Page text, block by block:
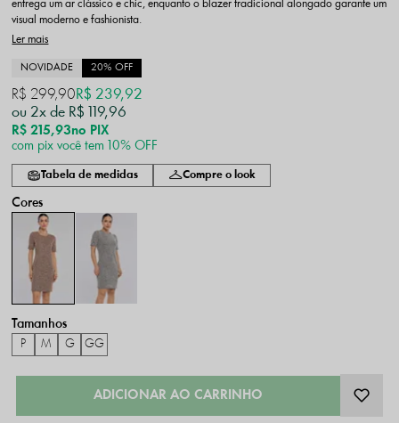
entrega um ar clássico e chic, enquanto o blazer tradicional alongado garante um
visual moderno e fashionista.
Ler mais
20% OFF
NOVIDADE
R$ 215,93no PIX
R$ 299,90R$ 239,92
2x
R$ 119,96
com pix você tem 10% OFF
Tabela de medidas Compre o look
P M G GG